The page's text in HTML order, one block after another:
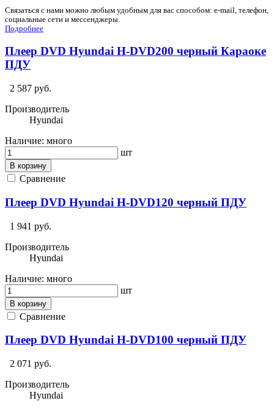
Связаться с нами можно любым удобным для вас способом: e-mail, телефон,
социальные сети и мессенджеры.
Подробнее
Плеер DVD Hyundai H-DVD200 черный Караоке
ПДУ
2 587 руб.
Производитель
Hyundai
Наличие: много
шт
В корзину
Сравнение
Плеер DVD Hyundai H-DVD120 черный ПДУ
1 941 руб.
Производитель
Hyundai
Наличие: много
шт
В корзину
Сравнение
Плеер DVD Hyundai H-DVD100 черный ПДУ
2 071 руб.
Производитель
Hyundai